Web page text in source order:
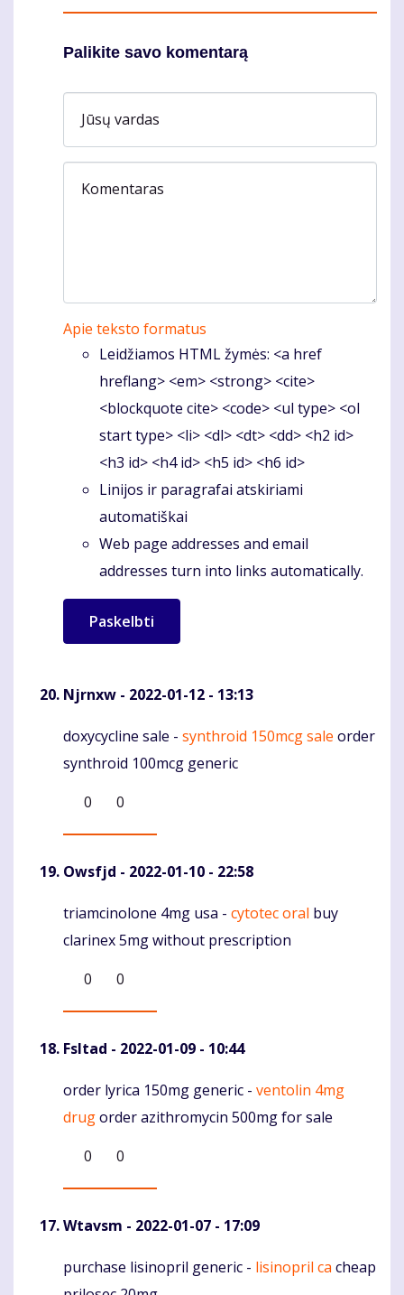
Palikite savo komentarą
Jūsų vardas
Komentaras
Apie teksto formatus
Leidžiamos HTML žymės: <a href
hreflang> <em> <strong> <cite>
<blockquote cite> <code> <ul type> <ol
start type> <li> <dl> <dt> <dd> <h2 id>
<h3 id> <h4 id> <h5 id> <h6 id>
Linijos ir paragrafai atskiriami
automatiškai
Web page addresses and email
addresses turn into links automatically.
Njrnxw - 2022-01-12 - 13:13
Komentaras
doxycycline sale - synthroid 150mcg sale order
synthroid 100mcg generic
0
0
Owsfjd - 2022-01-10 - 22:58
Komentaras
triamcinolone 4mg usa - cytotec oral buy
clarinex 5mg without prescription
0
0
Fsltad - 2022-01-09 - 10:44
Komentaras
order lyrica 150mg generic - ventolin 4mg
drugorder azithromycin 500mg for sale
0
0
Wtavsm - 2022-01-07 - 17:09
Komentaras
purchase lisinopril generic - lisinopril ca cheap